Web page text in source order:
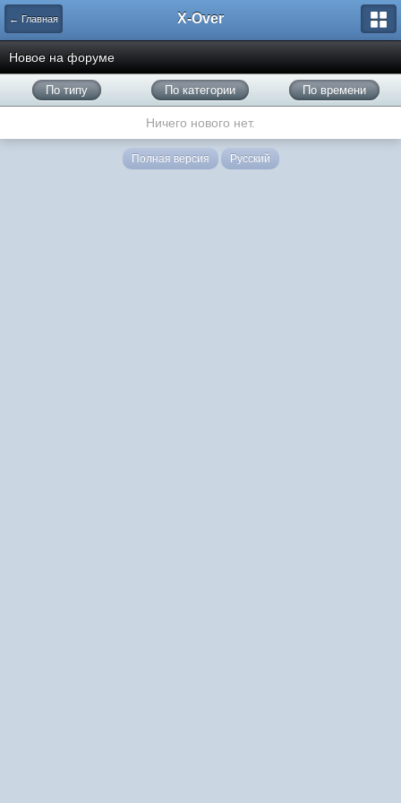
← Главная X-Over
Новое на форуме
По типу По категории По времени
Ничего нового нет.
Полная версия Русский